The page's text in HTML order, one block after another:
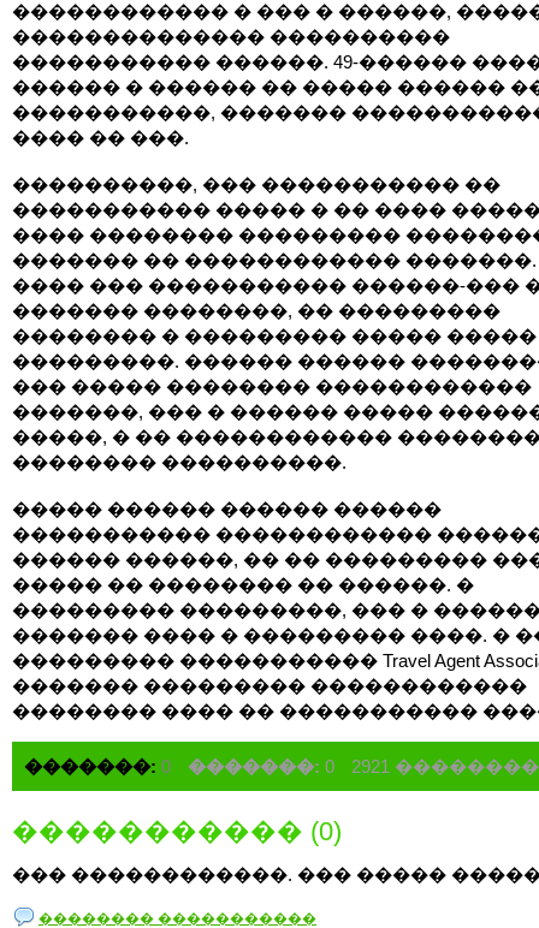
������������ � ��� � ������,
�������������� ����������
����������� ������. 49-������
������ � ������ �� ����� ������
�����������, �������
���� �� ���.
����������, ��� ����������� ��
����������� ����� � �� ����
���� �������� ���������
������� �� ������������
���� ��� ����������� ������-���
������� ��������, �� ���������
�������� � ��������� ����� �����
���������. ������ ������
��� ����� �������� ������������
�������, ��� � ������ �����
�����, � �� ������������
�������� ����������.
����� ������ ������ ������
����������� ������������
������ ������, �� �� ���������
����� �� �������� �� ������. �
��������� ���������, ��� �
������� ���� � ��������� ����. �
��������� ����������� Travel Agent
������� ��������� ������������
�������� ���� �� �����������
�������: 0 �������: 0 2921 ��������
����������� (0)
��� ������������. ��� �����
�������� �����������